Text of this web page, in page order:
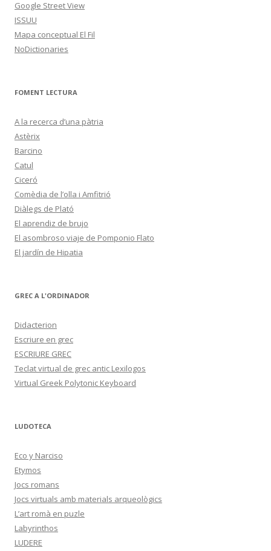
Google Street View
ISSUU
Mapa conceptual El Fil
NoDictionaries
FOMENT LECTURA
A la recerca d’una pàtria
Astèrix
Barcino
Catul
Ciceró
Comèdia de l’olla i Amfitrió
Diàlegs de Plató
El aprendiz de brujo
El asombroso viaje de Pomponio Flato
El jardín de Hipatia
GREC A L'ORDINADOR
Didacterion
Escriure en grec
ESCRIURE GREC
Teclat virtual de grec antic Lexilogos
Virtual Greek Polytonic Keyboard
LUDOTECA
Eco y Narciso
Etymos
Jocs romans
Jocs virtuals amb materials arqueològics
L’art romà en puzle
Labyrinthos
LUDERE